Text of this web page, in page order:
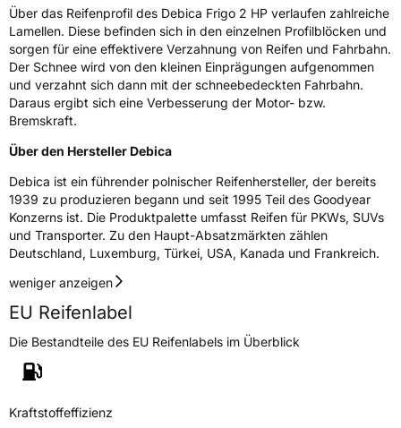
FahrzeugklasseC1
3PMSF / Schneeflockensymbol / Alpine-SymbolJa
EisgripNein
Allgemeine Produktsicherheit (GPSR)
HerstellerkontaktGoodyear S.A. Innovation Center, Avenue
Gordon Smith 7750 Colmar-Berg Luxemburg,
www.goodyear.eu
Über das Reifenprofil des Debica Frigo 2 HP verlaufen zahlreiche
Lamellen. Diese befinden sich in den einzelnen Profilblöcken und
sorgen für eine effektivere Verzahnung von Reifen und Fahrbahn.
Der Schnee wird von den kleinen Einprägungen aufgenommen
und verzahnt sich dann mit der schneebedeckten Fahrbahn.
Daraus ergibt sich eine Verbesserung der Motor- bzw.
Bremskraft.
Über den Hersteller Debica
Debica ist ein führender polnischer Reifenhersteller, der bereits
1939 zu produzieren begann und seit 1995 Teil des Goodyear
Konzerns ist. Die Produktpalette umfasst Reifen für PKWs, SUVs
und Transporter. Zu den Haupt-Absatzmärkten zählen
Deutschland, Luxemburg, Türkei, USA, Kanada und Frankreich.
weniger anzeigen
EU Reifenlabel
Die Bestandteile des EU Reifenlabels im Überblick
Kraftstoffeffizienz